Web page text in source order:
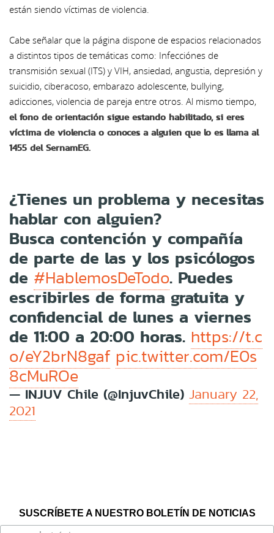
están siendo víctimas de violencia.
Cabe señalar que la página dispone de espacios relacionados
a distintos tipos de temáticas como: Infecciónes de
transmisión sexual (ITS) y VIH, ansiedad, angustia, depresión y
suicidio, ciberacoso, embarazo adolescente, bullying,
adicciones, violencia de pareja entre otros. Al mismo tiempo,
el fono de orientación sigue estando habilitado, si eres
víctima de violencia o conoces a alguien que lo es llama al
1455 del SernamEG.
¿Tienes un problema y necesitas
hablar con alguien?
Busca contención y compañía
de parte de las y los psicólogos
de #HablemosDeTodo. Puedes
escribirles de forma gratuita y
confidencial de lunes a viernes
de 11:00 a 20:00 horas. https://t.c
o/eY2brN8gaf pic.twitter.com/E0s
8cMuROe
— INJUV Chile (@InjuvChile) January 22,
2021
SUSCRÍBETE A NUESTRO BOLETÍN DE NOTICIAS